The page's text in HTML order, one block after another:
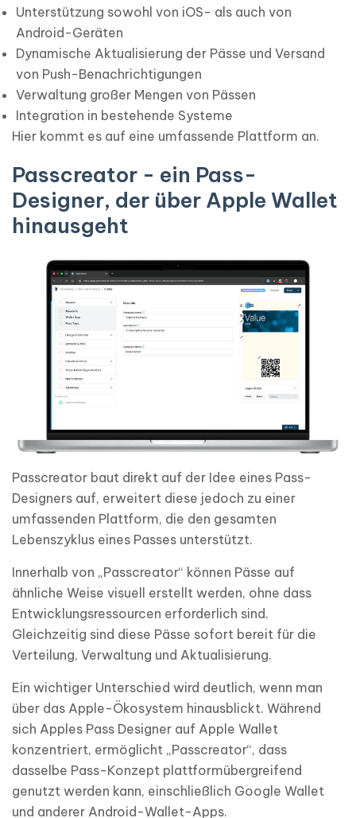
Unterstützung sowohl von iOS- als auch von
Android-Geräten
Dynamische Aktualisierung der Pässe und Versand
von Push-Benachrichtigungen
Verwaltung großer Mengen von Pässen
Integration in bestehende Systeme
Hier kommt es auf eine umfassende Plattform an.
Passcreator - ein Pass-
Designer, der über Apple Wallet
hinausgeht
Passcreator baut direkt auf der Idee eines Pass-
Designers auf, erweitert diese jedoch zu einer
umfassenden Plattform, die den gesamten
Lebenszyklus eines Passes unterstützt.
Innerhalb von „Passcreator“ können Pässe auf
ähnliche Weise visuell erstellt werden, ohne dass
Entwicklungsressourcen erforderlich sind.
Gleichzeitig sind diese Pässe sofort bereit für die
Verteilung, Verwaltung und Aktualisierung.
Ein wichtiger Unterschied wird deutlich, wenn man
über das Apple-Ökosystem hinausblickt. Während
sich Apples Pass Designer auf Apple Wallet
konzentriert, ermöglicht „Passcreator“, dass
dasselbe Pass-Konzept plattformübergreifend
genutzt werden kann, einschließlich Google Wallet
und anderer Android-Wallet-Apps.